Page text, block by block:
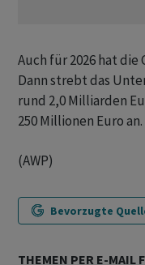
Auch für 2026 hat
Dann strebt das
rund 2,0 Milliarden
250 Millionen Euro an.
(AWP)
Bevorzugte
THEMEN PER E-MAIL